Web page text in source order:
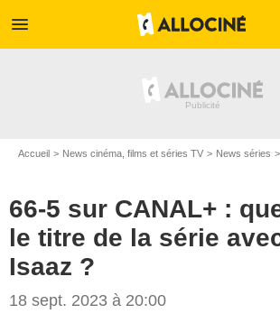
menu
Accueil News cinéma, films et séries TV News séries
66-5 sur CANAL+ :
le titre de la série
Isaaz ?
18 sept. 2023 à 20:00